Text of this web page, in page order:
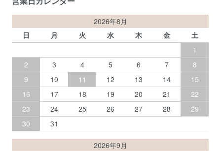
2026年8月
日
月 火 水 木 金
土
1
2
3 4 5 6 7
8
9
10 11 12 13 14
15
16
17 18 19 20 21
22
23
24 25 26 27 28
29
30
31
2026年9月